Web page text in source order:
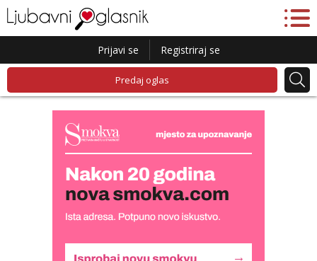
Prijavi se Registriraj se
Predaj oglas